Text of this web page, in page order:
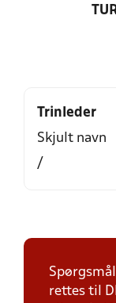
Trinleder
Skjult navn
/
rettes til